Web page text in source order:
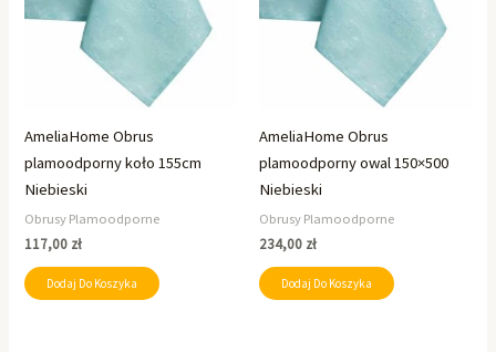
AmeliaHome Obrus
plamoodporny koło 155cm
Niebieski
Obrusy Plamoodporne
117,00 zł
Dodaj Do Koszyka
AmeliaHome Obrus
plamoodporny owal 150×500
Niebieski
Obrusy Plamoodporne
234,00 zł
Dodaj Do Koszyka